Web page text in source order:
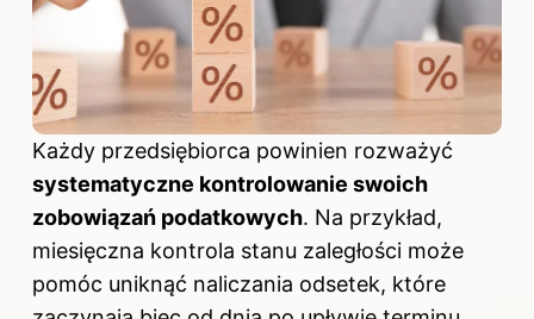
Każdy przedsiębiorca powinien rozważyć
systematyczne kontrolowanie swoich
zobowiązań podatkowych. Na przykład,
miesięczna kontrola stanu zaległości może
pomóc uniknąć naliczania odsetek, które